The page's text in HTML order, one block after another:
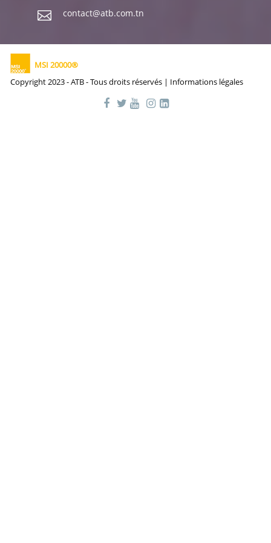
contact@atb.com.tn
MSI 20000®
Copyright 2023 - ATB - Tous droits réservés | Informations légales